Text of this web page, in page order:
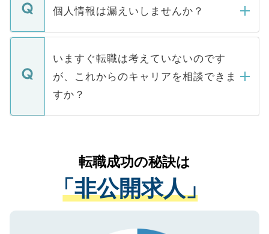
■応募殺到を避けるため 人気のある医療機
関を公にしてしまうと、応募が殺到する場
に、医療機関が求める条件に合った人材の
みを人材紹介会社に依頼するケースが増え
ています。
ん。また、仮に応募先から内定をいただい
定を承諾する必要はありません。内定先へ
の辞退の連絡はキャリアパートナーが行い
個人情報は漏えいしませんか？
個人情報が漏えいすることはありませんの
で、ご安心ください。当サイトからの登録
などで収集したご登録者様の個人情報は、
ご本人のキャリアアップおよび転職活動の
支援を目的に使用いたします。お預かりし
ているすべての個人データはご本人の許可
は、個人情報の取り扱いについての厳密な
管理基準を満たした事業者のみに付与され
る、プライバシーマークを取得済みです。
いますぐ転職は考えていないのです
が、これからのキャリアを相談できま
すか？
かがいして、現在の医療機関の状況や紹介
経験をまじえながら、適切なアドバイスを
させていただきます。すぐにご転職をされ
ない方には、長期的なサポートが可能です
ので、まずはご登録ください。
転職成功の秘訣は
「非公開求人」